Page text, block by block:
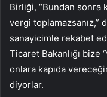
Birliği, “Bundan
vergi toplamazsanız,”
sanayicimle rekabet
Ticaret Bakanlığı bize
onlara kapıda
diyorlar.